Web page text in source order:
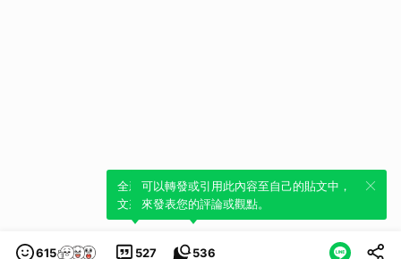
615 527
全新體驗！一鍵引用此內容，透過發布貼
文來輕鬆表達個人立場。
536
可以轉發或引用此內容至自己的貼文中，
來發表您的評論或觀點。